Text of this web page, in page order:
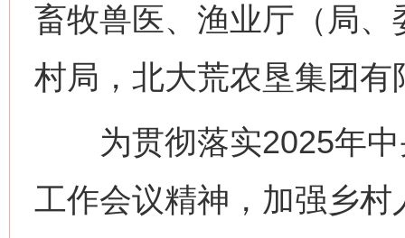
畜牧兽医、渔业厅（局
村局，北大荒农垦集团
为贯彻落实2025年中
工作会议精神，加强乡